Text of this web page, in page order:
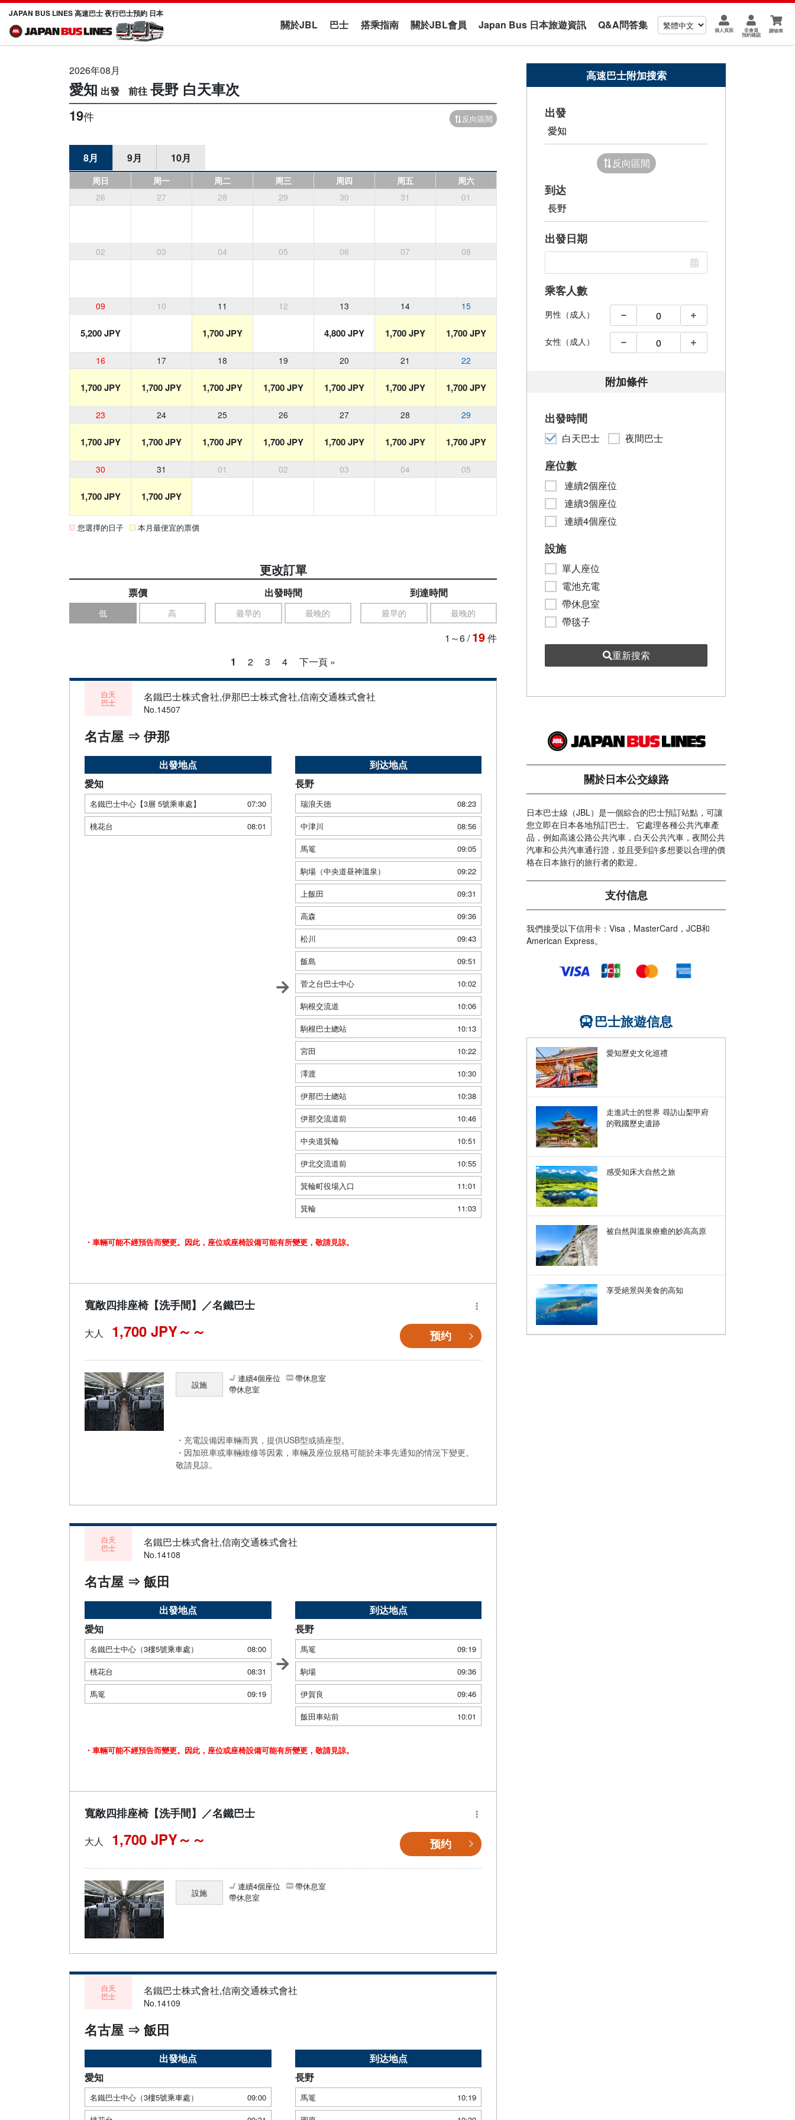
JAPAN BUS LINES 高速巴士 夜行巴士預約 日本
關於JBL 巴士 搭乘指南 關於JBL會員 Japan Bus 日本旅遊資訊 Q&A問答集 個人頁面 非會員
預約確認
購物車
2026年08月
愛知 長野 白天車次
19件 反向區間
8月 9月 10月
周日 周一 周二 周三 周四 周五
周六
26
27 28 29 30 31 01
02 03 04 05 06 07 08
09 10 11 12 13 14 15
5,200 JPY 1,700 JPY 4,800 JPY 1,700 JPY 1,700 JPY
16 17 18 19 20 21 22
1,700 JPY 1,700 JPY 1,700 JPY 1,700 JPY 1,700 JPY 1,700 JPY 1,700 JPY
23 24 25 26 27 28 29
1,700 JPY 1,700 JPY 1,700 JPY 1,700 JPY 1,700 JPY 1,700 JPY 1,700 JPY
30 31 01 02 03 04 05
1,700 JPY 1,700 JPY
您選擇的日子 本月最便宜的票價
更改訂單
票價
低 高
出發時間
最早的 最晚的
到達時間
最早的 最晚的
1～6/19件
1
2 3 4 下一頁 »
白天
巴士 名鐵巴士株式會社,伊那巴士株式會社,信南交通株式會社
No.14507
名古屋 ⇒ 伊那
出發地点
愛知
名鐵巴士中心【3層 5號乘車處】
07:30
桃花台
08:01
到达地点
長野
瑞浪天徳
08:23
中津川
08:56
馬篭
09:05
駒場（中央道昼神溫泉）
09:22
上飯田
09:31
高森
09:36
松川
09:43
飯島
09:51
菅之台巴士中心
10:02
駒根交流道
10:06
駒根巴士總站
10:13
宮田
10:22
澤渡
10:30
伊那巴士總站
10:38
伊那交流道前
10:46
中央道箕輪
10:51
伊北交流道前
10:55
箕輪町役場入口
11:01
箕輪
11:03
・車輛可能不經預告而變更。因此，座位或座椅設備可能有所變更，敬請見諒。
寬敞四排座椅【洗手間】／名鐵巴士
大人 1,700 JPY～ 预约
設施
連續4個座位
帶休息室
帶休息室
・充電設備因車輛而異，提供USB型或插座型。
・因加班車或車輛維修等因素，車輛及座位規格可能於未事先通知的情況下變更。
敬請見諒。
白天
巴士 名鐵巴士株式會社,信南交通株式會社
No.14108
名古屋 ⇒ 飯田
出發地点
愛知
名鐵巴士中心（3樓5號乘車處）
08:00
桃花台
08:31
馬篭
09:19
到达地点
長野
馬篭
09:19
駒場
09:36
伊賀良
09:46
飯田車站前
10:01
・車輛可能不經預告而變更。因此，座位或座椅設備可能有所變更，敬請見諒。
寬敞四排座椅【洗手間】／名鐵巴士
大人 1,700 JPY～ 预约
設施
連續4個座位
帶休息室
帶休息室
白天
巴士 名鐵巴士株式會社,信南交通株式會社
No.14109
名古屋 ⇒ 飯田
出發地点
愛知
名鐵巴士中心（3樓5號乘車處）
09:00
到达地点
長野
馬篭
10:19
高速巴士附加搜索
出發
反向區間
到达
出發日期
乘客人數
男性（成人）
女性（成人）
附加條件
出發時間
白天巴士 夜間巴士
座位數
連續2個座位
連續3個座位
連續4個座位
設施
單人座位
電池充電
帶休息室
帶毯子
重新搜索
關於日本公交線路
日本巴士線（JBL）是一個綜合的巴士預訂站點，可讓
您立即在日本各地預訂巴士。 它處理各種公共汽車產
品，例如高速公路公共汽車，白天公共汽車，夜間公共
汽車和公共汽車通行證，並且受到許多想要以合理的價
格在日本旅行的旅行者的歡迎。
支付信息
我們接受以下信用卡：Visa，MasterCard，JCB和
American Express。
巴士旅遊信息
愛知歷史文化巡禮
走進武士的世界 尋訪山梨甲府
的戰國歷史遺跡
感受知床大自然之旅
被自然與溫泉療癒的妙高高原
享受絕景與美食的高知